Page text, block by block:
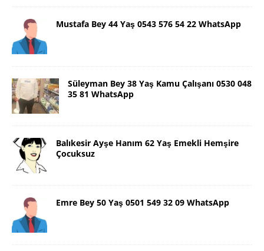
Mustafa Bey 44 Yaş 0543 576 54 22 WhatsApp
Süleyman Bey 38 Yaş Kamu Çalışanı 0530 048
35 81 WhatsApp
Balıkesir Ayşe Hanım 62 Yaş Emekli Hemşire
Çocuksuz
Emre Bey 50 Yaş 0501 549 32 09 WhatsApp